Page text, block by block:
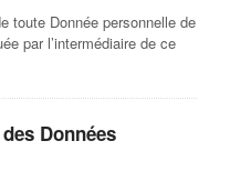
toute Donnée personnelle de
par l’intermédiaire de ce
Données